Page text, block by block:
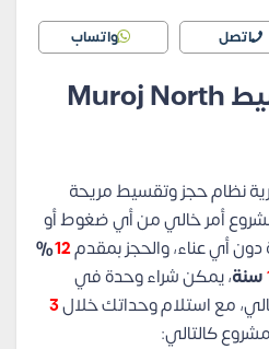
اتصل واتساب
Muroj North
نظام حجز وتقسيط مريحة
أمر خالي من أي ضغوط أو
دون أي عناء، والحجز بمقدم12
%
سنة، يمكن شراء وحدة في
مع استلام وحداتك خلال3
كالتالي: